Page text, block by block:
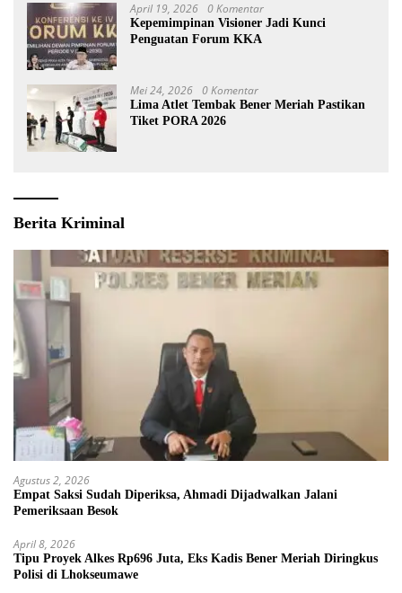
April 19, 2026 0 Komentar
Kepemimpinan Visioner Jadi Kunci
Penguatan Forum KKA
Mei 24, 2026 0 Komentar
Lima Atlet Tembak Bener Meriah Pastikan
Tiket PORA 2026
Berita Kriminal
Agustus 2, 2026
Empat Saksi Sudah Diperiksa, Ahmadi Dijadwalkan Jalani
Pemeriksaan Besok
April 8, 2026
Tipu Proyek Alkes Rp696 Juta, Eks Kadis Bener Meriah Diringkus
Polisi di Lhokseumawe